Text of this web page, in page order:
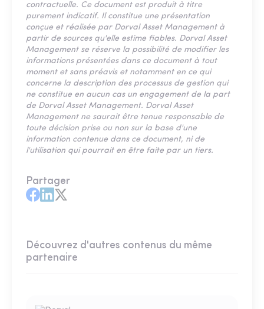
contractuelle. Ce document est produit à titre
purement indicatif. Il constitue une présentation
conçue et réalisée par Dorval Asset Management à
partir de sources qu'elle estime fiables. Dorval Asset
Management se réserve la possibilité de modifier les
informations présentées dans ce document à tout
moment et sans préavis et notamment en ce qui
concerne la description des processus de gestion qui
ne constitue en aucun cas un engagement de la part
de Dorval Asset Management. Dorval Asset
Management ne saurait être tenue responsable de
toute décision prise ou non sur la base d'une
information contenue dans ce document, ni de
l'utilisation qui pourrait en être faite par un tiers.
Partager
Découvrez d'autres contenus du même
partenaire